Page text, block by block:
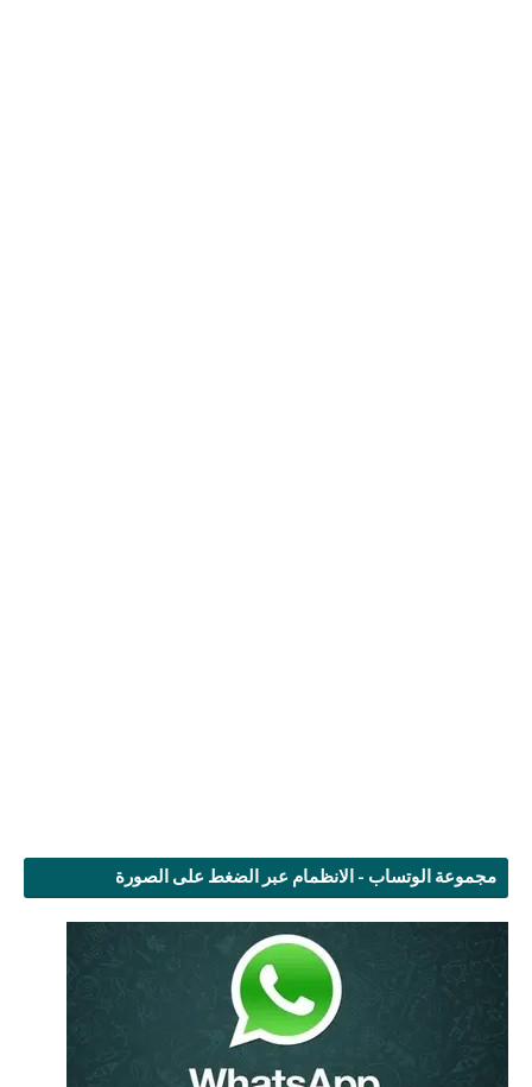
مجموعة الوتساب - الانظمام عبر الضغط على الصورة